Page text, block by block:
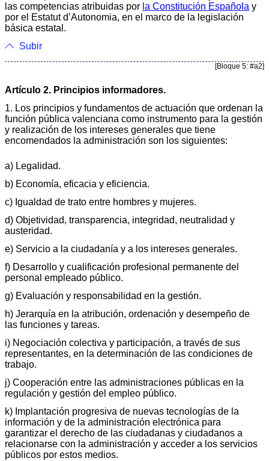
las competencias atribuidas por la Constitución Española y
por el Estatut d’Autonomia, en el marco de la legislación
básica estatal.
Subir
[Bloque 5: #a2]
Artículo 2. Principios informadores.
1. Los principios y fundamentos de actuación que ordenan la
función pública valenciana como instrumento para la gestión
y realización de los intereses generales que tiene
encomendados la administración son los siguientes:
a) Legalidad.
b) Economía, eficacia y eficiencia.
c) Igualdad de trato entre hombres y mujeres.
d) Objetividad, transparencia, integridad, neutralidad y
austeridad.
e) Servicio a la ciudadanía y a los intereses generales.
f) Desarrollo y cualificación profesional permanente del
personal empleado público.
g) Evaluación y responsabilidad en la gestión.
h) Jerarquía en la atribución, ordenación y desempeño de
las funciones y tareas.
i) Negociación colectiva y participación, a través de sus
representantes, en la determinación de las condiciones de
trabajo.
j) Cooperación entre las administraciones públicas en la
regulación y gestión del empleo público.
k) Implantación progresiva de nuevas tecnologías de la
información y de la administración electrónica para
garantizar el derecho de las ciudadanas y ciudadanos a
relacionarse con la administración y acceder a los servicios
públicos por estos medios.